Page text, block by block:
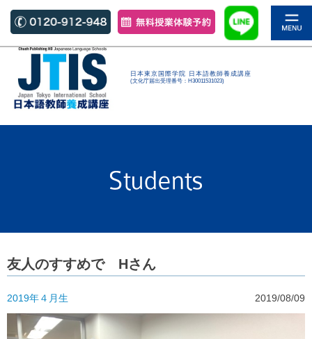
日本東京国際学院 日本語教師養成講座
(文化庁届出受理番号：H30011531023)
友人のすすめで Hさん
2019年４月生 2019/08/09